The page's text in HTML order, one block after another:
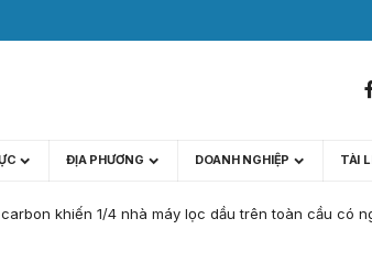
ĐỊA PHƯƠNG DOANH NGHIỆP TÀI
khiến 1/4 nhà máy lọc dầu trên toàn cầu có